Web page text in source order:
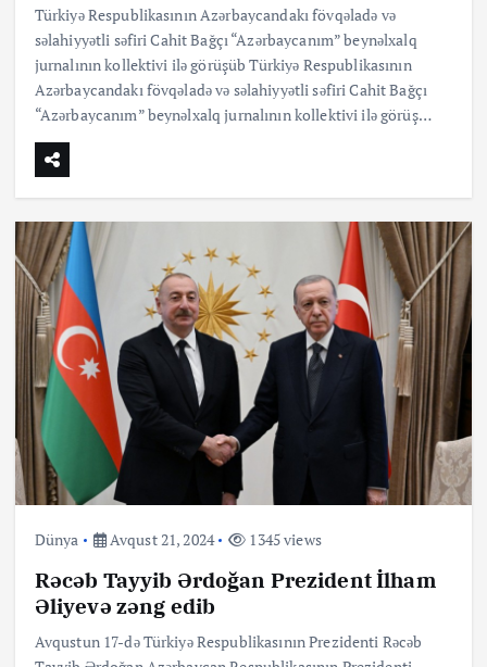
Türkiyə Respublikasının Azərbaycandakı fövqəladə və
səlahiyyətli səfiri Cahit Bağçı “Azərbaycanım” beynəlxalq
jurnalının kollektivi ilə görüşüb Türkiyə Respublikasının
Azərbaycandakı fövqəladə və səlahiyyətli səfiri Cahit Bağçı
“Azərbaycanım” beynəlxalq jurnalının kollektivi ilə görüş…
Dünya Avqust 21, 2024 1345 views
Rəcəb Tayyib Ərdoğan Prezident İlham
Əliyevə zəng edib
Avqustun 17-də Türkiyə Respublikasının Prezidenti Rəcəb